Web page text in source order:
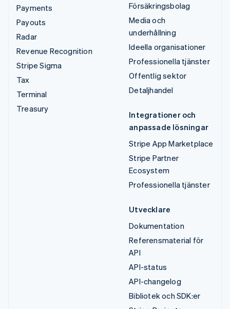
Payments
Payouts
Radar
Revenue Recognition
Stripe Sigma
Tax
Terminal
Treasury
Försäkringsbolag
Media och
underhållning
Ideella organisationer
Professionella tjänster
Offentlig sektor
Detaljhandel
Integrationer och
anpassade lösningar
Stripe App Marketplace
Stripe Partner
Ecosystem
Professionella tjänster
Utvecklare
Dokumentation
Referensmaterial för
API
API-status
API-changelog
Bibliotek och SDK:er